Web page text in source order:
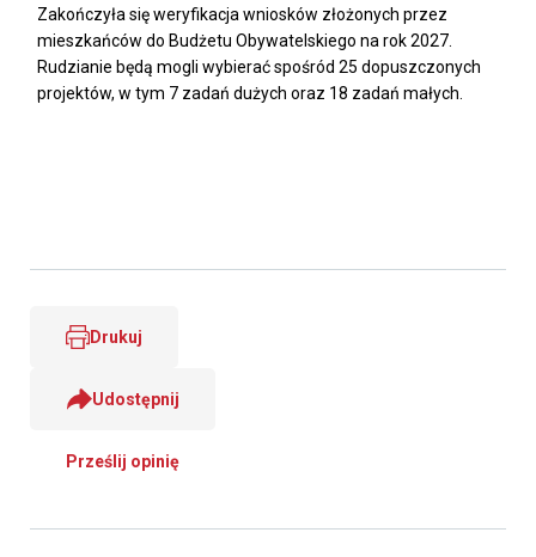
Zakończyła się weryfikacja wniosków złożonych przez
mieszkańców do Budżetu Obywatelskiego na rok 2027.
Rudzianie będą mogli wybierać spośród 25 dopuszczonych
projektów, w tym 7 zadań dużych oraz 18 zadań małych.
Drukuj
Udostępnij
Prześlij opinię